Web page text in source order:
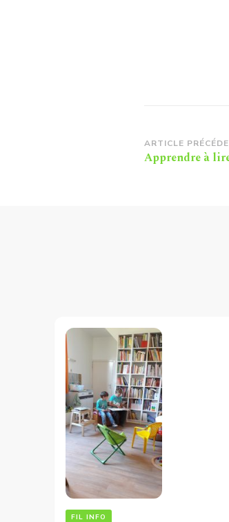
d'article
ARTICLE
Apprendre à
FIL INFO